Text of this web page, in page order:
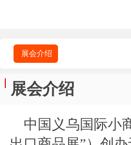
展会介绍
展会介绍
中国义乌国际小